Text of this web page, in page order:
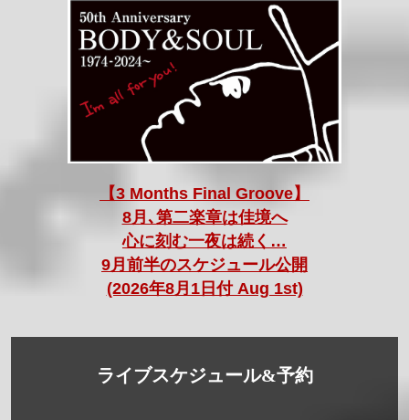
【3 Months Final Groove】
8月､第二楽章は佳境へ
心に刻む一夜は続く…
9月前半のスケジュール公開
(2026年8月1日付 Aug 1st)
ライブスケジュール&予約